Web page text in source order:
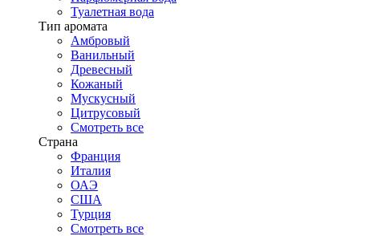
Туалетная вода
Тип аромата
Амбровый
Ванильный
Древесный
Кожаный
Мускусный
Цитрусовый
Смотреть все
Страна
Франция
Италия
ОАЭ
США
Турция
Смотреть все